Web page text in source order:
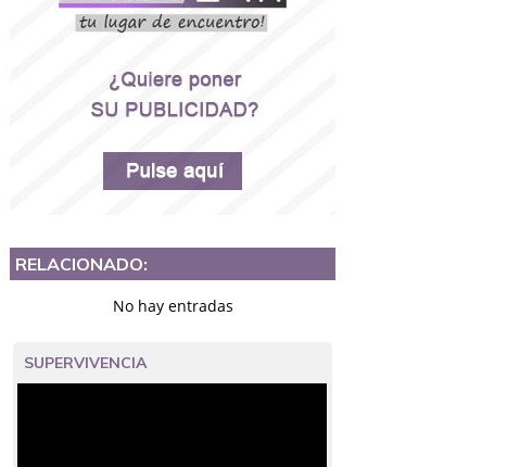
RELACIONADO:
No hay entradas
SUPERVIVENCIA